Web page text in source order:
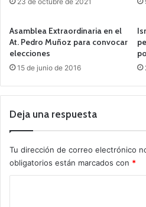
Asamblea Extraordinaria en el
At. Pedro Muñoz para convocar
elecciones
15 de junio de 2016
Deja una respuesta
Tu dirección de correo electrónico
obligatorios están marcados con *